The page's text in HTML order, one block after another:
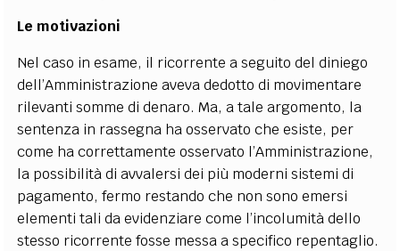
Le motivazioni
Nel caso in esame, il ricorrente a seguito del diniego
dell’Amministrazione aveva dedotto di movimentare
rilevanti somme di denaro. Ma, a tale argomento, la
sentenza in rassegna ha osservato che esiste, per
come ha correttamente osservato l’Amministrazione,
la possibilità di avvalersi dei più moderni sistemi di
pagamento, fermo restando che non sono emersi
elementi tali da evidenziare come l’incolumità dello
stesso ricorrente fosse messa a specifico repentaglio.